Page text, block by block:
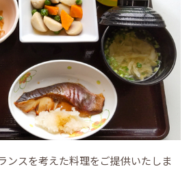
ンスを考えた料理をご提供いたしま